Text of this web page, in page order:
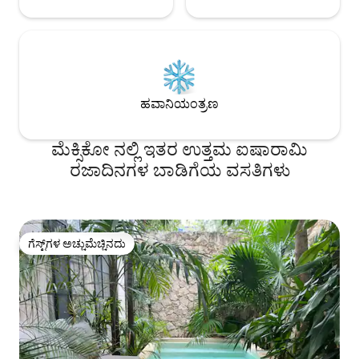
ಹವಾನಿಯಂತ್ರಣ
ಮೆಕ್ಸಿಕೋ ನಲ್ಲಿ ಇತರ ಉತ್ತಮ ಐಷಾರಾಮಿ
ರಜಾದಿನಗಳ ಬಾಡಿಗೆಯ ವಸತಿಗಳು
ಗೆಸ್ಟ್‌ಗಳ ಅಚ್ಚುಮೆಚ್ಚಿನದು
ಗೆಸ್ಟ್‌ಗಳ ಅಚ್ಚುಮೆಚ್ಚಿನದು